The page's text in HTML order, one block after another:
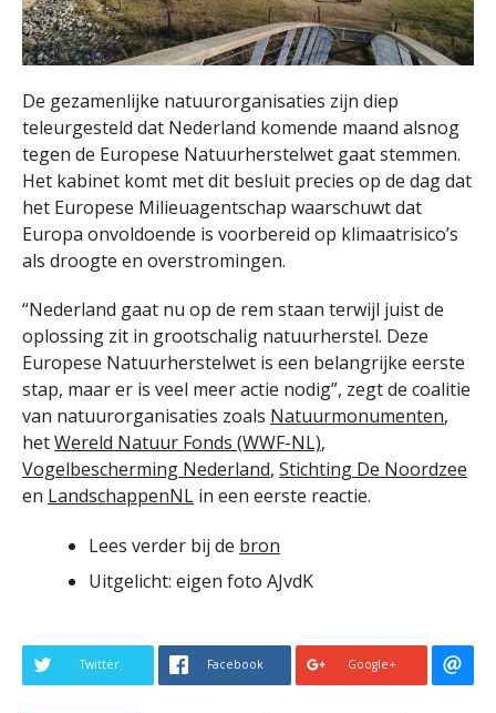
De gezamenlijke natuurorganisaties zijn diep
teleurgesteld dat Nederland komende maand alsnog
tegen de Europese Natuurherstelwet gaat stemmen.
Het kabinet komt met dit besluit precies op de dag dat
het Europese Milieuagentschap waarschuwt dat
Europa onvoldoende is voorbereid op klimaatrisico’s
als droogte en overstromingen.
“Nederland gaat nu op de rem staan terwijl juist de
oplossing zit in grootschalig natuurherstel. Deze
Europese Natuurherstelwet is een belangrijke eerste
stap, maar er is veel meer actie nodig”, zegt de coalitie
van natuurorganisaties zoals Natuurmonumenten,
hetWereld Natuur Fonds (WWF-NL),
Vogelbescherming Nederland, Stichting De Noordzee
en LandschappenNL in een eerste reactie.
Lees verder bij de bron
Uitgelicht: eigen foto AJvdK
Twitter Facebook Google+